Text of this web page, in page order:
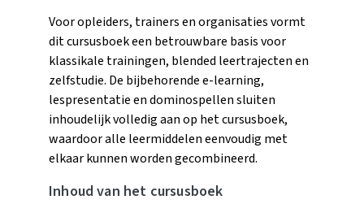
Voor opleiders, trainers en organisaties vormt
dit cursusboek een betrouwbare basis voor
klassikale trainingen, blended leertrajecten en
zelfstudie. De bijbehorende e-learning,
lespresentatie en dominospellen sluiten
inhoudelijk volledig aan op het cursusboek,
waardoor alle leermiddelen eenvoudig met
elkaar kunnen worden gecombineerd.
Inhoud van het cursusboek